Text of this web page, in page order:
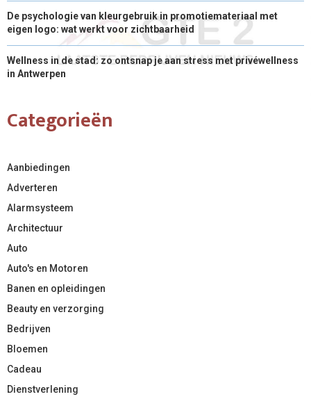
De psychologie van kleurgebruik in promotiemateriaal met
eigen logo: wat werkt voor zichtbaarheid
Wellness in de stad: zo ontsnap je aan stress met privéwellness
in Antwerpen
Categorieën
Aanbiedingen
Adverteren
Alarmsysteem
Architectuur
Auto
Auto's en Motoren
Banen en opleidingen
Beauty en verzorging
Bedrijven
Bloemen
Cadeau
Dienstverlening